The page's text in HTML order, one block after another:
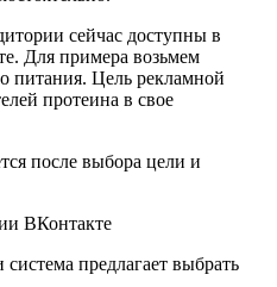
сейчас доступны в
Для примера возьмем
питания. Цель рекламной
протеина в свое
после выбора цели и
предлагает выбрать